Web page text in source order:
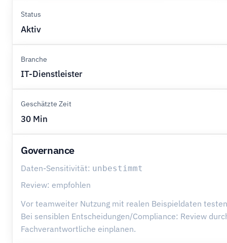
Status
Aktiv
Branche
IT-Dienstleister
Geschätzte Zeit
30 Min
Governance
Daten-Sensitivität: unbestimmt
Review: empfohlen
Vor teamweiter Nutzung mit realen Beispieldaten
Bei sensiblen Entscheidungen/Compliance: Review
Fachverantwortliche einplanen.